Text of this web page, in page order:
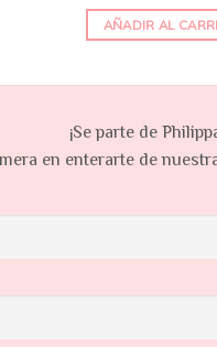
AÑADIR AL
¡Se parte de
en enterarte de